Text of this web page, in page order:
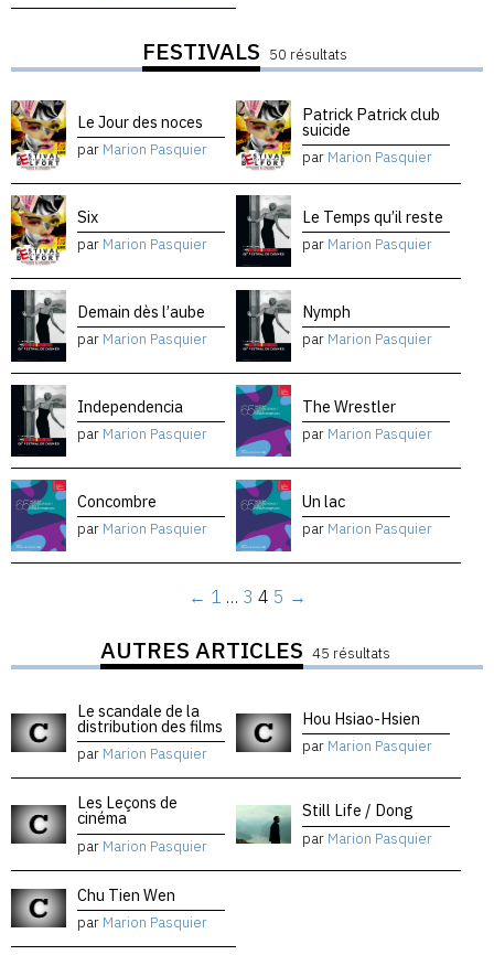
FESTIVALS 50 résultats
Le Jour des noces
par Marion Pasquier
Patrick Patrick club
suicide
par Marion Pasquier
Six
par Marion Pasquier
Le Temps qu’il reste
par Marion Pasquier
Demain dès l’aube
par Marion Pasquier
Nymph
par Marion Pasquier
Independencia
par Marion Pasquier
The Wrestler
par Marion Pasquier
Concombre
par Marion Pasquier
Un lac
par Marion Pasquier
← 1 … 3 4 5 →
AUTRES ARTICLES 45 résultats
Le scandale de la
distribution des films
par Marion Pasquier
Hou Hsiao-Hsien
par Marion Pasquier
Les Leçons de
cinéma
par Marion Pasquier
Still Life / Dong
par Marion Pasquier
Chu Tien Wen
par Marion Pasquier